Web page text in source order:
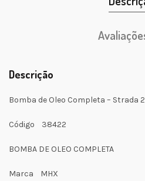
Descrição
Bomba de Oleo Completa – Strada
Código 38422
BOMBA DE OLEO COMPLETA
Marca MHX